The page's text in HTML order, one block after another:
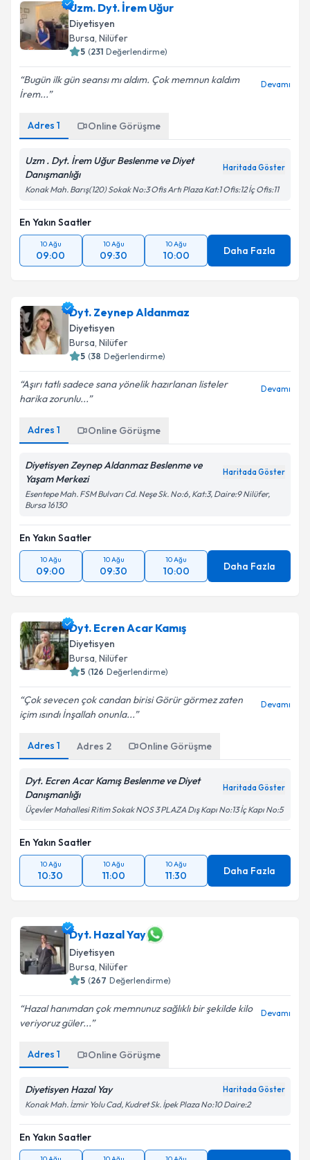
Uzm. Dyt. İrem Uğur
Diyetisyen
Bursa, Nilüfer
5 (231 Değerlendirme)
Bugün ilk gün seansı mı aldım. Çok memnun kaldım
İrem...
Devamı
Adres 1 Online Görüşme
Uzm . Dyt. İrem Uğur Beslenme ve Diyet
Danışmanlığı
Haritada Göster
Konak Mah. Barış(120) Sokak No:3 Ofis Artı Plaza Kat:1 Ofis:12 İç Ofis:11
En Yakın Saatler
10 Ağu
09:00
10 Ağu
09:30
10 Ağu
10:00 Daha Fazla
Dyt. Zeynep Aldanmaz
Diyetisyen
Bursa, Nilüfer
5 (38 Değerlendirme)
Aşırı tatlı sadece sana yönelik hazırlanan listeler
harika zorunlu...
Devamı
Adres 1 Online Görüşme
Diyetisyen Zeynep Aldanmaz Beslenme ve
Yaşam Merkezi
Haritada Göster
Esentepe Mah. FSM Bulvarı Cd. Neşe Sk. No:6, Kat:3, Daire:9 Nilüfer,
Bursa 16130
En Yakın Saatler
10 Ağu
09:00
10 Ağu
09:30
10 Ağu
10:00 Daha Fazla
Dyt. Ecren Acar Kamış
Diyetisyen
Bursa, Nilüfer
5 (126 Değerlendirme)
Çok sevecen çok candan birisi Görür görmez zaten
içim ısındı İnşallah onunla...
Devamı
Adres 1 Adres 2 Online Görüşme
Dyt. Ecren Acar Kamış Beslenme ve Diyet
Danışmanlığı
Haritada Göster
Üçevler Mahallesi Ritim Sokak NOS 3 PLAZA Dış Kapı No:13 İç Kapı No:5
En Yakın Saatler
10 Ağu
10:30
10 Ağu
11:00
10 Ağu
11:30 Daha Fazla
Dyt. Hazal Yay
Diyetisyen
Bursa, Nilüfer
5 (267 Değerlendirme)
Hazal hanımdan çok memnunuz sağlıklı bir şekilde kilo
veriyoruz güler...
Devamı
Adres 1 Online Görüşme
Diyetisyen Hazal Yay Haritada Göster
Konak Mah. İzmir Yolu Cad, Kudret Sk. İpek Plaza No:10 Daire:2
En Yakın Saatler